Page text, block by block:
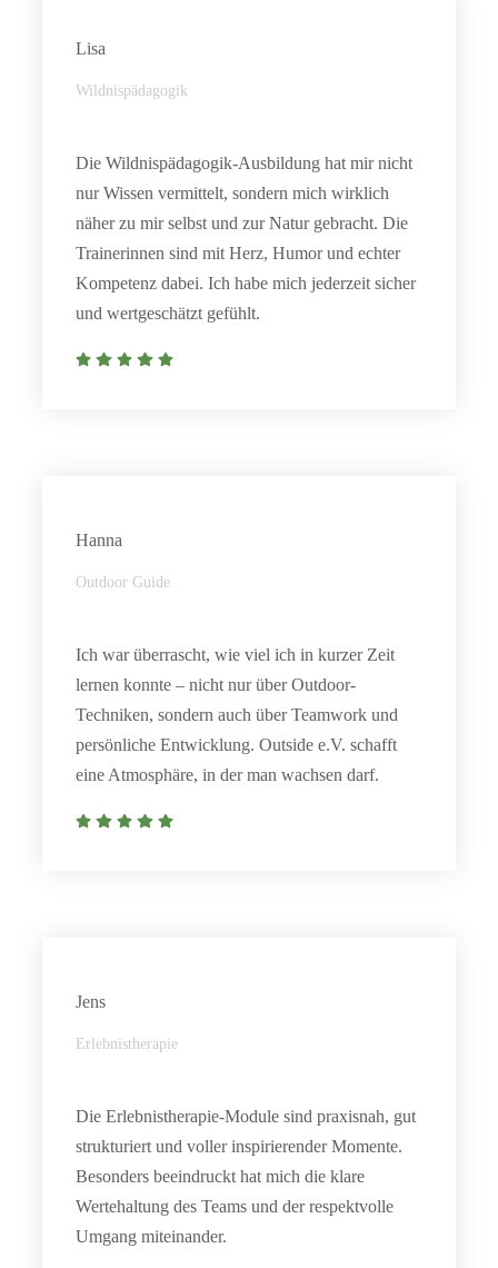
Lisa
Wildnispädagogik
Die Wildnispädagogik-Ausbildung hat mir nicht
nur Wissen vermittelt, sondern mich wirklich
näher zu mir selbst und zur Natur gebracht. Die
Trainerinnen sind mit Herz, Humor und echter
Kompetenz dabei. Ich habe mich jederzeit sicher
und wertgeschätzt gefühlt.
Hanna
Outdoor Guide
Ich war überrascht, wie viel ich in kurzer Zeit
lernen konnte – nicht nur über Outdoor-
Techniken, sondern auch über Teamwork und
persönliche Entwicklung. Outside e.V. schafft
eine Atmosphäre, in der man wachsen darf.
Jens
Erlebnistherapie
Die Erlebnistherapie-Module sind praxisnah, gut
strukturiert und voller inspirierender Momente.
Besonders beeindruckt hat mich die klare
Wertehaltung des Teams und der respektvolle
Umgang miteinander.